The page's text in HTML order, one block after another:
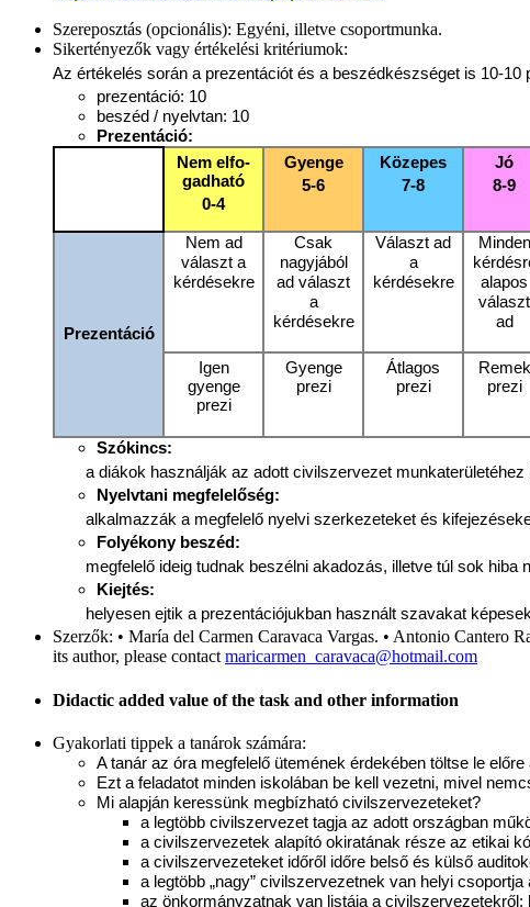
Szereposztás (opcionális): Egyéni, illetve csoportmunka.
Sikertényezők vagy értékelési kritériumok:
Az értékelés során a prezentációt és a beszédkészséget is 10-
prezentáció: 10
beszéd / nyelvtan: 10
Prezentáció:
Nem elfo­
gadható
0-4
Gyenge
5-6
Közepes
7-8
Jó
8-9
Prezentáció
Nem ad
választ a
kérdésekre
Csak
nagyjából
ad választ
a
kérdésekre
Választ ad
a
kérdésekre
Minden
alapos
választ
ad
Igen
gyenge
prezi
Gyenge
prezi
Átlagos
prezi
Remek
prezi
Szókincs:
a diákok használják az adott civilszervezet
Nyelvtani megfelelőség:
alkalmazzák a megfelelő nyelvi szerkezeteket és
Folyékony beszéd:
megfelelő ideig tudnak beszélni akadozás, illetve túl sok hiba
Kiejtés:
helyesen ejtik a prezentációjukban használt szavakat
Szerzők: • María del Carmen Caravaca Vargas. • Antonio Cantero
its author, please contactmaricarmen_caravaca@hotmail.com
Didactic added value of the task and other information
Gyakorlati tippek a tanárok számára:
A tanár az óra megfelelő ütemének érdekében töltse le
Ezt a feladatot minden iskolában be kell vezetni, mivel
Mi alapján keressünk megbízható civilszervezeteket?
a legtöbb civilszervezet tagja az adott országban
a civilszervezetek alapító okiratának része az etikai
a civilszervezeteket időről időre belső és külső
a legtöbb „nagy” civilszervezetnek van helyi
az önkormányzatnak van listája a